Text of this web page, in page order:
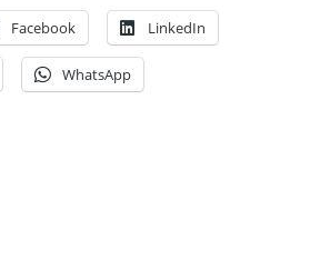
Facebook LinkedIn
WhatsApp